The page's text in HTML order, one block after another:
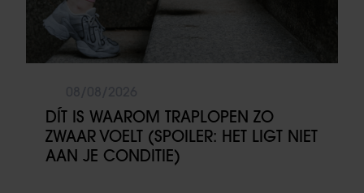
DÍT IS WAAROM TRAPLOPEN ZO
ZWAAR VOELT (SPOILER: HET LIGT NIET
AAN JE CONDITIE)